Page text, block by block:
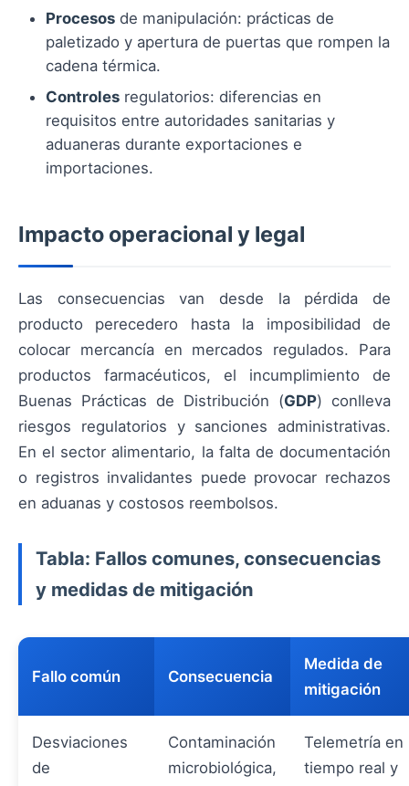
Procesos de manipulación: prácticas de
paletizado y apertura de puertas que rompen la
cadena térmica.
Controles regulatorios: diferencias en
requisitos entre autoridades sanitarias y
aduaneras durante exportaciones e
importaciones.
Impacto operacional y legal
Las consecuencias van desde la pérdida de
producto perecedero hasta la imposibilidad de
colocar mercancía en mercados regulados. Para
productos farmacéuticos, el incumplimiento de
Buenas Prácticas de Distribución (GDP) conlleva
riesgos regulatorios y sanciones administrativas.
En el sector alimentario, la falta de documentación
o registros invalidantes puede provocar rechazos
en aduanas y costosos reembolsos.
Tabla: Fallos comunes, consecuencias
y medidas de mitigación
Fallo común Consecuencia
Medida de
mitigación
Desviaciones
de
Contaminación
microbiológica,
Telemetría en
tiempo real y